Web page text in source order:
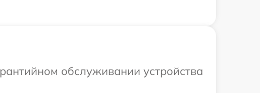
обслуживании устройства